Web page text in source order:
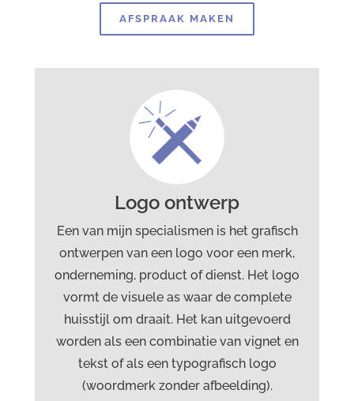
AFSPRAAK MAKEN
Logo ontwerp
Een van mijn specialismen is het grafisch
ontwerpen van een logo voor een merk,
onderneming, product of dienst. Het logo
vormt de visuele as waar de complete
huisstijl om draait. Het kan uitgevoerd
worden als een combinatie van vignet en
tekst of als een typografisch logo
(woordmerk zonder afbeelding).
Dit kan ik voor je doen op het
gebied van logo ontwerp:
Grafisch ontwerp van een nieuw logo voor
online en offline toepassingen met een
technische uitvoering als vectorbestand
(eps, ai) en pixelbestand (jpg, png).
Desgewenst verzorg ik ook versies die
aangepast zijn op speciale druktechnieken
zoals stempeldruk voor een
relatiegeschenk of groot formaat
plotwerk voor een ruimtelijk object.